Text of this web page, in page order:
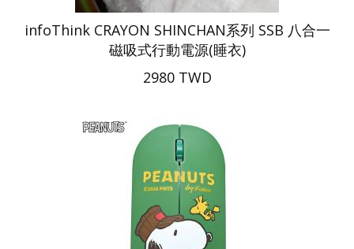
infoThink CRAYON SHINCHAN系列 SSB 八合一
磁吸式行動電源(睡衣)
2980 TWD